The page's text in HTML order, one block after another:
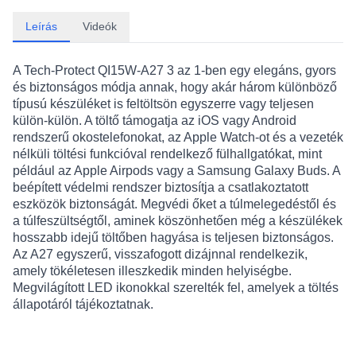
Leírás Videók
A Tech-Protect QI15W-A27 3 az 1-ben egy elegáns, gyors
és biztonságos módja annak, hogy akár három különböző
típusú készüléket is feltöltsön egyszerre vagy teljesen
külön-külön. A töltő támogatja az iOS vagy Android
rendszerű okostelefonokat, az Apple Watch-ot és a vezeték
nélküli töltési funkcióval rendelkező fülhallgatókat, mint
például az Apple Airpods vagy a Samsung Galaxy Buds. A
beépített védelmi rendszer biztosítja a csatlakoztatott
eszközök biztonságát. Megvédi őket a túlmelegedéstől és
a túlfeszültségtől, aminek köszönhetően még a készülékek
hosszabb idejű töltőben hagyása is teljesen biztonságos.
Az A27 egyszerű, visszafogott dizájnnal rendelkezik,
amely tökéletesen illeszkedik minden helyiségbe.
Megvilágított LED ikonokkal szerelték fel, amelyek a töltés
állapotáról tájékoztatnak.